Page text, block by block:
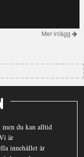
Mer inlägg
du kan alltid
är
innehållet är